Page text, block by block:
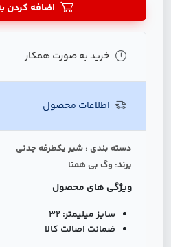
اضافه کردن
خرید به صورت همکار
اطلاعات محصول
دسته بندی : شیر یکطرفه چدنی
برند: وگ بی همتا
ویژگی های محصول
سایز میلیمتر: 32
ضمانت اصالت کالا